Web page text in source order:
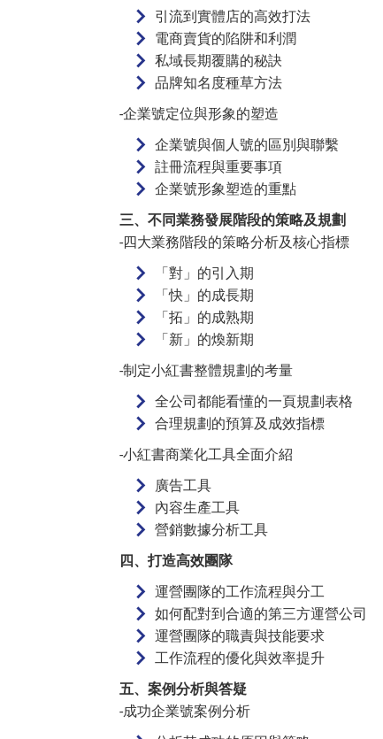
引流到實體店的高效打法
電商賣貨的陷阱和利潤
私域長期覆購的秘訣
品牌知名度種草方法
-企業號定位與形象的塑造
企業號與個人號的區別與聯繫
註冊流程與重要事項
企業號形象塑造的重點
三、不同業務發展階段的策略及規劃
-四大業務階段的策略分析及核心指標
「對」的引入期
「快」的成長期
「拓」的成熟期
「新」的煥新期
-­制定小紅書整體規劃的考量
全公司都能看懂的一頁規劃表格
合理規劃的預算及成效指標
-­小紅書商業化工具全面介紹
廣告工具
內容生產工具
營銷數據分析工具
四、打造高效團隊
­運營團隊的工作流程與分工
­如何配對到合適的第三方運營公司
­運營團隊的職責與技能要求
­工作流程的優化與效率提升
五、案例分析與答疑
-­成功企業號案例分析